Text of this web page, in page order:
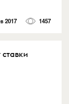
2017 1457